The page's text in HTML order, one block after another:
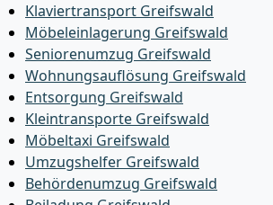
Klaviertransport Greifswald
Möbeleinlagerung Greifswald
Seniorenumzug Greifswald
Wohnungsauflösung Greifswald
Entsorgung Greifswald
Kleintransporte Greifswald
Möbeltaxi Greifswald
Umzugshelfer Greifswald
Behördenumzug Greifswald